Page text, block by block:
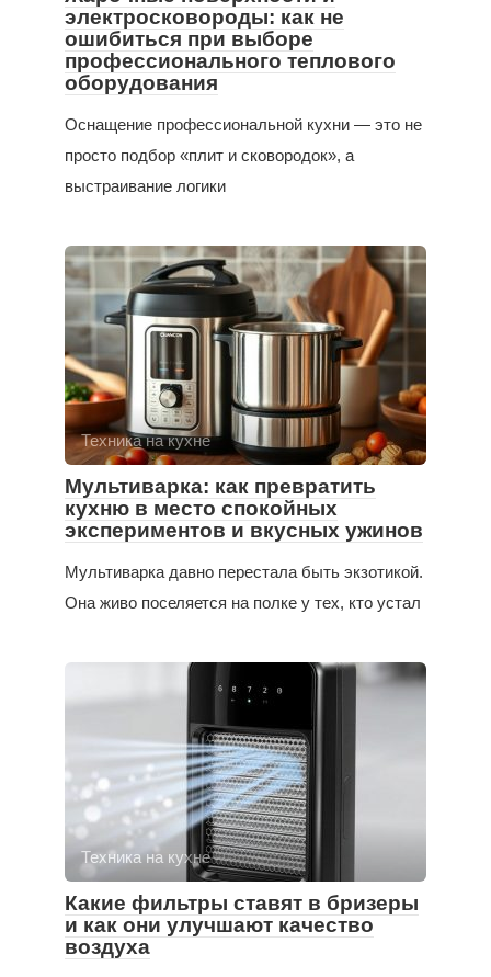
электросковороды: как не
ошибиться при выборе
профессионального теплового
оборудования
Оснащение профессиональной кухни — это не
просто подбор «плит и сковородок», а
выстраивание логики
Техника на кухне
Мультиварка: как превратить
кухню в место спокойных
экспериментов и вкусных ужинов
Мультиварка давно перестала быть экзотикой.
Она живо поселяется на полке у тех, кто устал
Техника на кухне
Какие фильтры ставят в бризеры
и как они улучшают качество
воздуха